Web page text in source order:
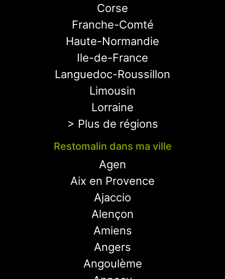
Corse
Franche-Comté
Haute-Normandie
Ile-de-France
Languedoc-Roussillon
Limousin
Lorraine
> Plus de régions
Restomalin dans ma ville
Agen
Aix en Provence
Ajaccio
Alençon
Amiens
Angers
Angoulème